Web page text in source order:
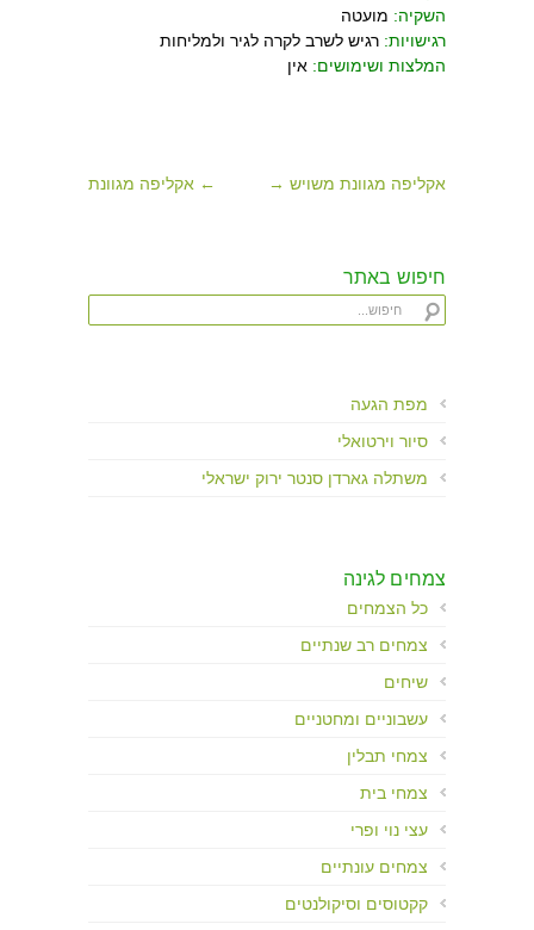
השקיה: מועטה
רגישויות: רגיש לשרב לקרה לגיר ולמליחות
המלצות ושימושים: אין
← אקליפה מגוונת אקליפה מגוונת משויש →
חיפוש באתר
מפת הגעה
סיור וירטואלי
משתלה גארדן סנטר ירוק ישראלי
צמחים לגינה
כל הצמחים
צמחים רב שנתיים
שיחים
עשבוניים ומחטניים
צמחי תבלין
צמחי בית
עצי נוי ופרי
צמחים עונתיים
קקטוסים וסיקולנטים